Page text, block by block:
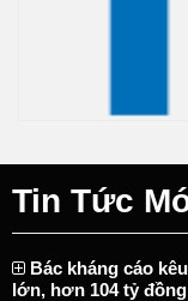
Tin Tức
Bác kháng cáo
lớn, hơn 104 tỷ đồng